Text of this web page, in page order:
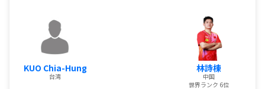
KUO Chia-Hung
台湾
林詩棟
中国
世界ランク 6位